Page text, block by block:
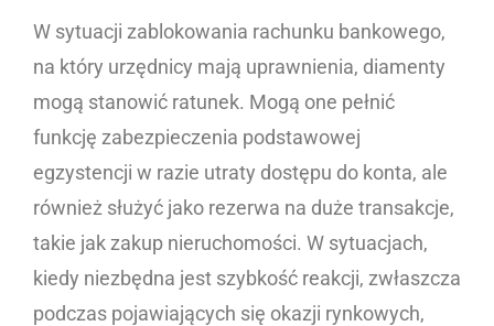
W sytuacji zablokowania rachunku bankowego,
na który urzędnicy mają uprawnienia, diamenty
mogą stanowić ratunek. Mogą one pełnić
funkcję zabezpieczenia podstawowej
egzystencji w razie utraty dostępu do konta, ale
również służyć jako rezerwa na duże transakcje,
takie jak zakup nieruchomości. W sytuacjach,
kiedy niezbędna jest szybkość reakcji, zwłaszcza
podczas pojawiających się okazji rynkowych,